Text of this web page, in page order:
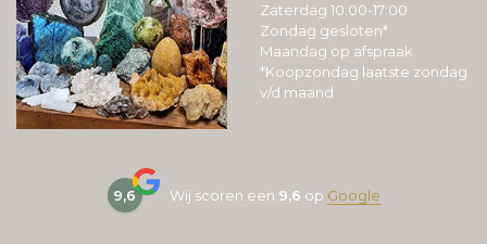
Zaterdag 10:00-17:00
Zondag gesloten*
Maandag op afspraak
*Koopzondag laatste zondag
v/d maand
9,6 Wij scoren een 9,6 op Google